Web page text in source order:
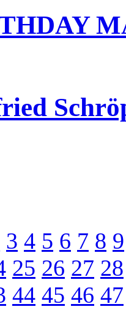
3 4 5 6 7 8 9
25 26 27 28
44 45 46 47